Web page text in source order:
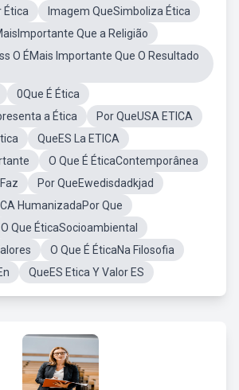
Ética
Imagem QueSimboliza Ética
Que a Religião
O ÉMais Importante Que O Resultado
0Que É Ética
a Ética
Por QueUSA ETICA
QueES La ETICA
O Que É ÉticaContemporânea
Por QueEwedisdadkjad
HumanizadaPor Que
O Que ÉticaSocioambiental
O Que É ÉticaNa Filosofia
QueES Etica Y Valor ES